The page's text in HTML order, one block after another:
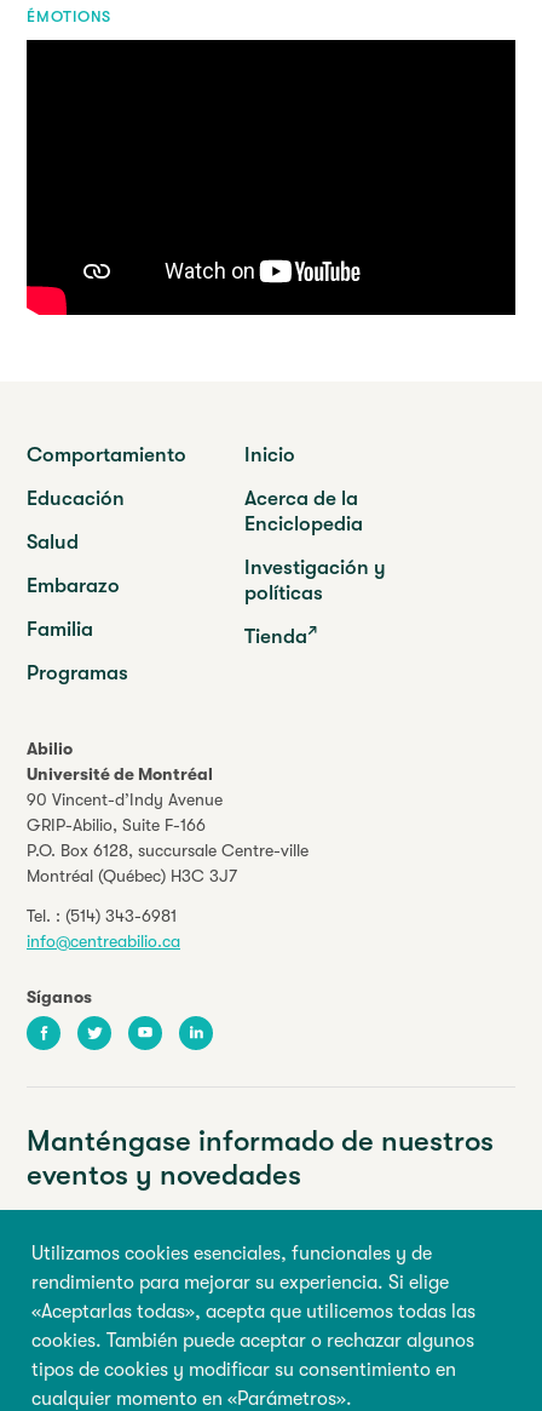
Utilizamos cookies esenciales, funcionales y de
rendimiento para mejorar su experiencia. Si elige
«Aceptarlas todas», acepta que utilicemos todas las
cookies. También puede aceptar o rechazar algunos
tipos de cookies y modificar su consentimiento en
cualquier momento en «Parámetros».
ÉMOTIONS
Abilio
Université de Montréal
90 Vincent-d’Indy Avenue
GRIP-Abilio, Suite F-166
P.O. Box 6128, succursale Centre-ville
Montréal (Québec) H3C 3J7
Tel. : (514) 343-6981
info@centreabilio.ca
Síganos
FacebookTwitter YoutubeLinkedIn
Comportamiento
Educación
Salud
Embarazo
Familia
Programas
Inicio
Acerca de la
Enciclopedia
Investigación y
políticas
Tienda
Manténgase informado de nuestros
eventos y novedades
Nombre de pila Apellido
Inscribirse